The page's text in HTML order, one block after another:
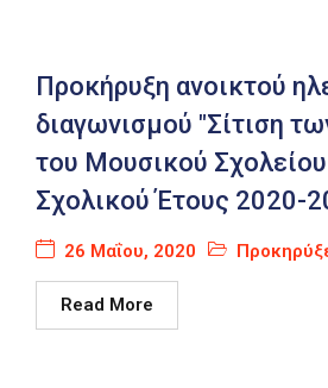
Προκήρυξη ανοικτού
διαγωνισμού "Σίτιση
του Μουσικού
Σχολικού Έτους 2020-
26 Μαΐου, 2020
Read More